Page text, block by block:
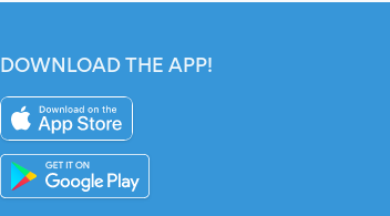
DOWNLOAD THE APP!